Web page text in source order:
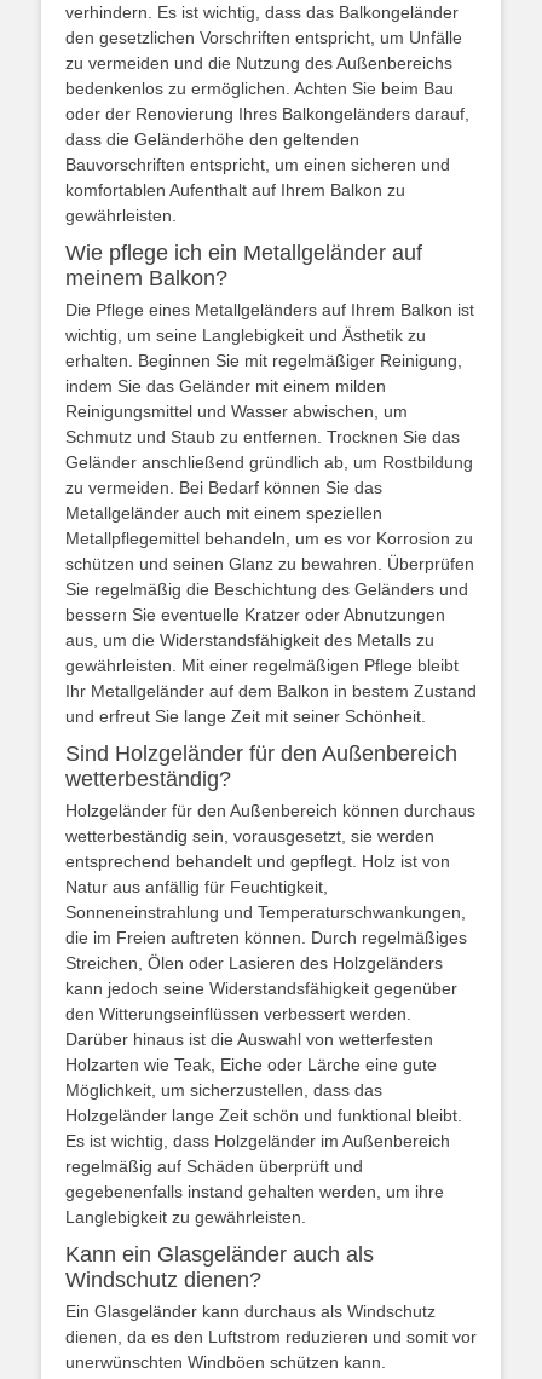
verhindern. Es ist wichtig, dass das Balkongeländer
den gesetzlichen Vorschriften entspricht, um Unfälle
zu vermeiden und die Nutzung des Außenbereichs
bedenkenlos zu ermöglichen. Achten Sie beim Bau
oder der Renovierung Ihres Balkongeländers darauf,
dass die Geländerhöhe den geltenden
Bauvorschriften entspricht, um einen sicheren und
komfortablen Aufenthalt auf Ihrem Balkon zu
gewährleisten.
Wie pflege ich ein Metallgeländer auf
meinem Balkon?
Die Pflege eines Metallgeländers auf Ihrem Balkon ist
wichtig, um seine Langlebigkeit und Ästhetik zu
erhalten. Beginnen Sie mit regelmäßiger Reinigung,
indem Sie das Geländer mit einem milden
Reinigungsmittel und Wasser abwischen, um
Schmutz und Staub zu entfernen. Trocknen Sie das
Geländer anschließend gründlich ab, um Rostbildung
zu vermeiden. Bei Bedarf können Sie das
Metallgeländer auch mit einem speziellen
Metallpflegemittel behandeln, um es vor Korrosion zu
schützen und seinen Glanz zu bewahren. Überprüfen
Sie regelmäßig die Beschichtung des Geländers und
bessern Sie eventuelle Kratzer oder Abnutzungen
aus, um die Widerstandsfähigkeit des Metalls zu
gewährleisten. Mit einer regelmäßigen Pflege bleibt
Ihr Metallgeländer auf dem Balkon in bestem Zustand
und erfreut Sie lange Zeit mit seiner Schönheit.
Sind Holzgeländer für den Außenbereich
wetterbeständig?
Holzgeländer für den Außenbereich können durchaus
wetterbeständig sein, vorausgesetzt, sie werden
entsprechend behandelt und gepflegt. Holz ist von
Natur aus anfällig für Feuchtigkeit,
Sonneneinstrahlung und Temperaturschwankungen,
die im Freien auftreten können. Durch regelmäßiges
Streichen, Ölen oder Lasieren des Holzgeländers
kann jedoch seine Widerstandsfähigkeit gegenüber
den Witterungseinflüssen verbessert werden.
Darüber hinaus ist die Auswahl von wetterfesten
Holzarten wie Teak, Eiche oder Lärche eine gute
Möglichkeit, um sicherzustellen, dass das
Holzgeländer lange Zeit schön und funktional bleibt.
Es ist wichtig, dass Holzgeländer im Außenbereich
regelmäßig auf Schäden überprüft und
gegebenenfalls instand gehalten werden, um ihre
Langlebigkeit zu gewährleisten.
Kann ein Glasgeländer auch als
Windschutz dienen?
Ein Glasgeländer kann durchaus als Windschutz
dienen, da es den Luftstrom reduzieren und somit vor
unerwünschten Windböen schützen kann.